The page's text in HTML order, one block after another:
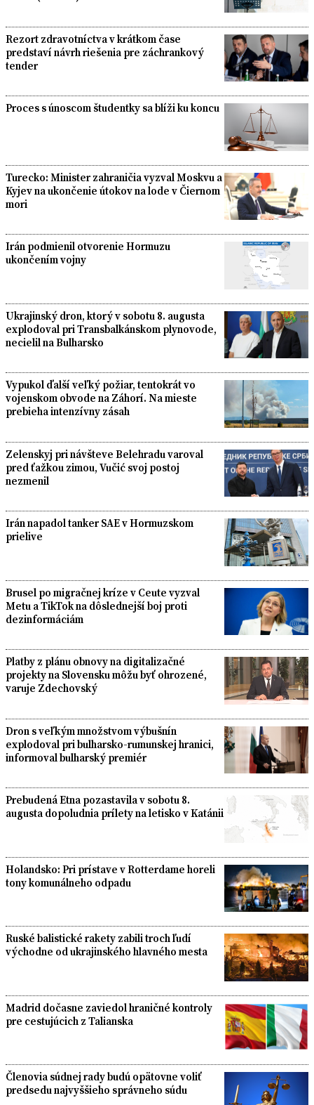
Rezort zdravotníctva v krátkom čase
predstaví návrh riešenia pre záchrankový
tender
Proces s únoscom študentky sa blíži ku koncu
Turecko: Minister zahraničia vyzval Moskvu a
Kyjev na ukončenie útokov na lode v Čiernom
mori
Irán podmienil otvorenie Hormuzu
ukončením vojny
Ukrajinský dron, ktorý v sobotu 8. augusta
explodoval pri Transbalkánskom plynovode,
necielil na Bulharsko
Vypukol ďalší veľký požiar, tentokrát vo
vojenskom obvode na Záhorí. Na mieste
prebieha intenzívny zásah
Zelenskyj pri návšteve Belehradu varoval
pred ťažkou zimou, Vučić svoj postoj
nezmenil
Irán napadol tanker SAE v Hormuzskom
prielive
Brusel po migračnej kríze v Ceute vyzval
Metu a TikTok na dôslednejší boj proti
dezinformáciám
Platby z plánu obnovy na digitalizačné
projekty na Slovensku môžu byť ohrozené,
varuje Zdechovský
Dron s veľkým množstvom výbušnín
explodoval pri bulharsko-rumunskej hranici,
informoval bulharský premiér
Prebudená Etna pozastavila v sobotu 8.
augusta dopoludnia prílety na letisko v Katánii
Holandsko: Pri prístave v Rotterdame horeli
tony komunálneho odpadu
Ruské balistické rakety zabili troch ľudí
východne od ukrajinského hlavného mesta
Madrid dočasne zaviedol hraničné kontroly
pre cestujúcich z Talianska
Členovia súdnej rady budú opätovne voliť
predsedu najvyššieho správneho súdu